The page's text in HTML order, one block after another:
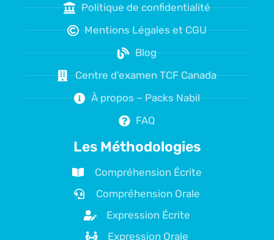
Politique de confidentialité
Mentions Légales et CGU
Blog
Centre d'examen TCF Canada
À propos – Packs Nabil
FAQ
Les Méthodologies
Compréhension Écrite
Compréhension Orale
Expression Écrite
Expression Orale